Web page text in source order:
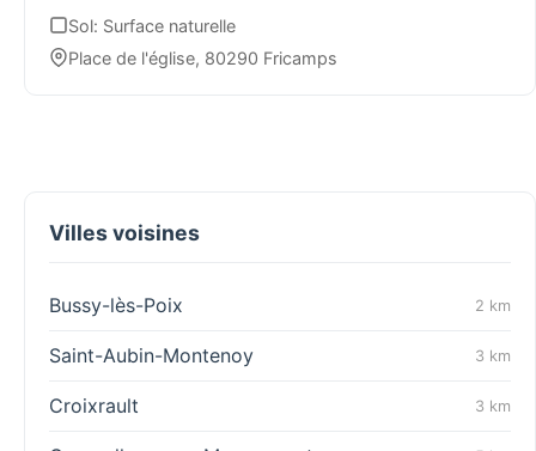
Sol: Surface naturelle
Place de l'église, 80290 Fricamps
Villes voisines
Bussy-lès-Poix 2 km
Saint-Aubin-Montenoy 3 km
Croixrault 3 km